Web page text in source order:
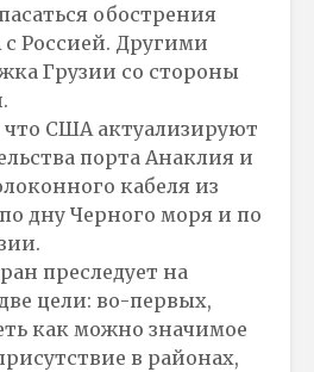
обострения
Россией. Другими
Грузии со стороны
США актуализируют
порта Анаклия и
кабеля из
дну Черного моря и по
преследует на
цели: во-первых,
как можно значимое
в районах,